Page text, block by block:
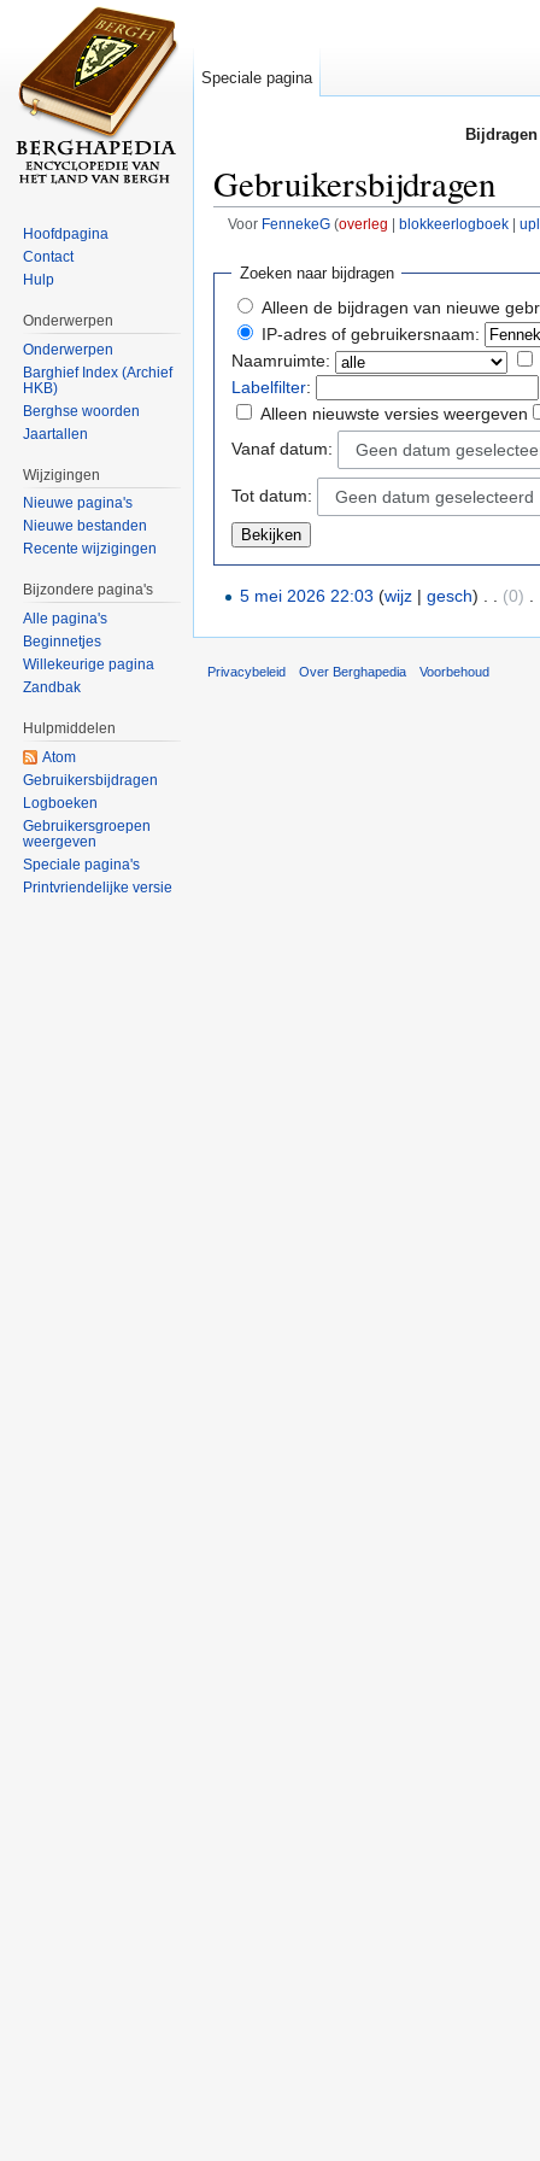
Gebruikersbijdragen
Voor FennekeG(overleg blokkeerlogboek|
Zoeken naar bijdragen
Alleen de bijdragen van nieuwe
IP-adres of gebruikersnaam:
Naamruimte:
Labelfilter:
Alleen nieuwste versies weergeven
Vanaf datum:
Geen datum
Tot datum: Geen datum geselecteerd
5 mei 2026 22:03 (wijz |gesch) (0)
Speciale pagina
Hoofdpagina
Contact
Hulp
Onderwerpen
Onderwerpen
Barghief Index (Archief
HKB)
Berghse woorden
Jaartallen
Wijzigingen
Nieuwe pagina's
Nieuwe bestanden
Recente wijzigingen
Bijzondere pagina's
Alle pagina's
Beginnetjes
Willekeurige pagina
Zandbak
Hulpmiddelen
Atom
Gebruikersbijdragen
Logboeken
Gebruikersgroepen
weergeven
Speciale pagina's
Printvriendelijke versie
Privacybeleid Over Berghapedia Voorbehoud